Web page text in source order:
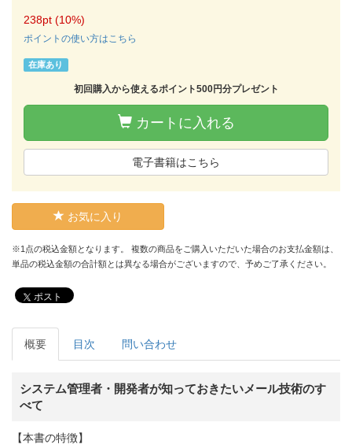
238pt (10%)
ポイントの使い方はこちら
在庫あり
初回購入から使えるポイント500円分プレゼント
カートに入れる
電子書籍はこちら
お気に入り
※1点の税込金額となります。 複数の商品をご購入いただいた場合のお支払金額は、
単品の税込金額の合計額とは異なる場合がございますので、予めご了承ください。
ポスト
概要 目次 問い合わせ
システム管理者・開発者が知っておきたいメール技術のす
べて
【本書の特徴】